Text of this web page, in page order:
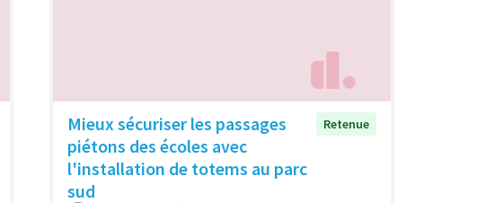
Mieux sécuriser les passages
piétons des écoles avec
l'installation de totems au parc
sud
Retenue